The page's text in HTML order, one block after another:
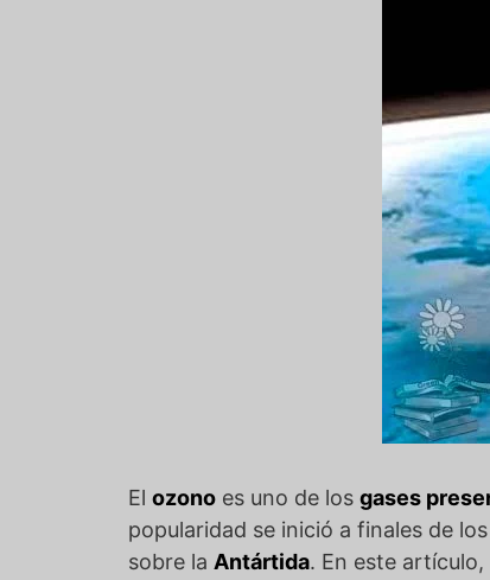
El ozono es uno de los gases
popularidad se inició a finales de
sobre la Antártida. En este